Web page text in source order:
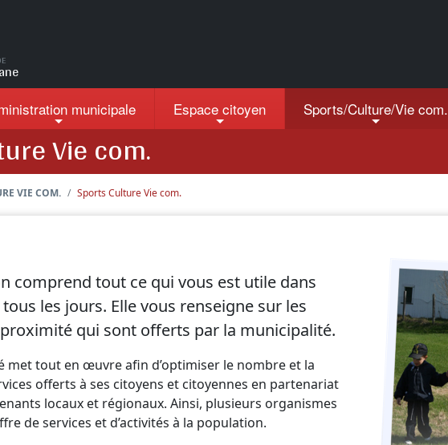
municipale Espace citoyen Sports/Culture/Vie com.
Vie com.
VIE COM. Sports Culture Vie com.
comprend tout ce qui vous est utile dans
les jours. Elle vous renseigne sur les
qui sont offerts par la municipalité.
met tout en œuvre afin d’optimiser le nombre et la
offerts à ses citoyens et citoyennes en partenariat
locaux et régionaux. Ainsi, plusieurs organismes
de services et d’activités à la population.